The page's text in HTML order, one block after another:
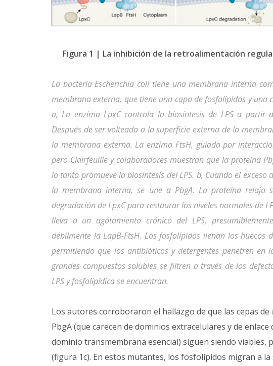
Figura 1 | La inhibición de la retroalimentación
La bacteria Escherichia coli tiene una membrana interna
membrana externa, que tiene una capa de fosfolípidos y una
a, La enzima LpxC controla la biosíntesis de LPS a partir
Después de ser volteada a la superficie externa de la
la membrana externa. La enzima FtsH, guiada por
pero Clairfeuille y colaboradores muestran que la proteína
lo tanto promueve la biosíntesis del LPS. b, Cuando el exceso
la membrana interna, se une a PbgA. La proteína relaja
degradación de LpxC para restaurar los niveles normales de
lleva a un agotamiento crónico del LPS,
débilmente la LapB-FtsH. Los fosfolípidos llenan los huecos
permitiendo que los antibióticos y detergentes penetren en
grandes compuestos solubles se filtren a través de los
LPS y fosfolipídica se encuentran.
Los autores corroboraron el hallazgo de que las cepas de
PbgA (que carecen de dominios extracelulares y de
dominio transmembrana esencial) siguen siendo viables,
(figura 1c). En estos mutantes, los fosfolípidos migran a